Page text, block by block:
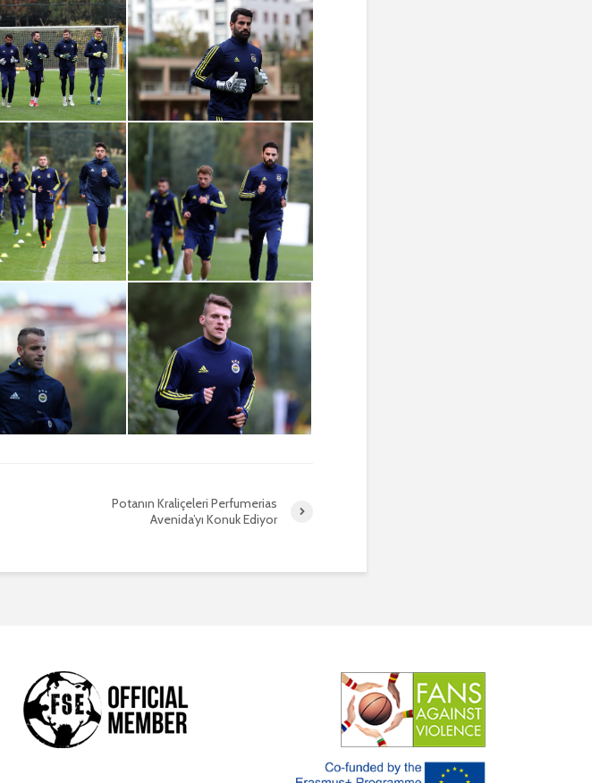
Potanın Kraliçeleri Perfumerias
Avenida’yı Konuk Ediyor